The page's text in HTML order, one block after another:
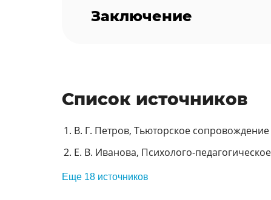
Заключение
Список источников
В. Г. Петров, Тьюторское
Е. В. Иванова, Психолого-
Еще 18 источников